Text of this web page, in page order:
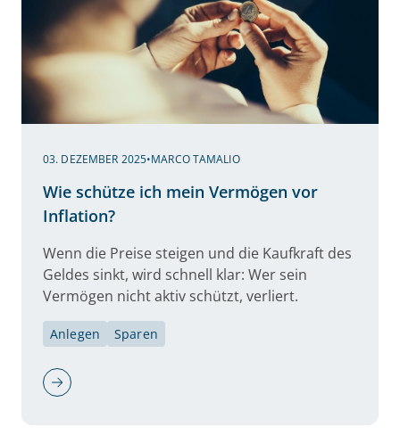
03. DEZEMBER 2025•MARCO TAMALIO
Wie schütze ich mein Vermögen vor
Inflation?
Wenn die Preise steigen und die Kaufkraft des
Geldes sinkt, wird schnell klar: Wer sein
Vermögen nicht aktiv schützt, verliert.
Anlegen Sparen